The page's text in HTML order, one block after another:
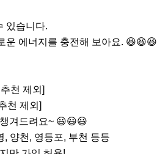
있습니다.
운 에너지를 충전해 보아요. 😆😆😆